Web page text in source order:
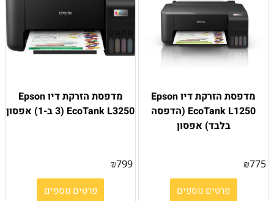
מדפסת הזרקת דיו Epson
EcoTank L1250 (הדפסה
בלבד) אפסון
₪775
פרטים נוספים
מדפסת הזרקת דיו Epson
EcoTank L3250 (3 ב-1) אפסון
₪799
פרטים נוספים